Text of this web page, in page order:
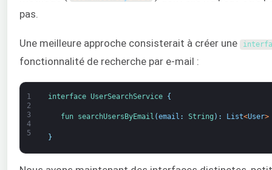
pas.
Une meilleure approche consisterait à créer une
fonctionnalité de recherche par e-mail :
1
2
3
4
5
interface UserSearchService {
fun searchUsersByEmail (email : String ) : List<User>
}